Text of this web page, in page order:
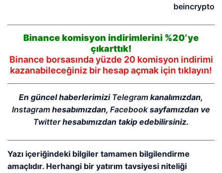
beincrypto
Binance komisyon indirimlerini %20’ye
çıkarttık!
Binance borsasında yüzde 20 komisyon indirimi
kazanabileceğiniz bir hesap açmak için tıklayın!
En güncel haberlerimizi Telegram kanalımızdan,
Instagramhesabımızdan, Facebooksayfamızdan ve
Twitterhesabımızdan takip edebilirsiniz.
Yazı içeriğindeki bilgiler tamamen bilgilendirme
amaçlıdır. Herhangi bir yatırım tavsiyesi niteliği